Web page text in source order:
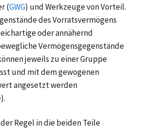
(GWG) und Werkzeuge von Vorteil.
des Vorratsvermögens
oder annähernd
Vermögensgegenstände
jeweils zu einer Gruppe
und mit dem gewogenen
angesetzt werden
Regel in die beiden Teile